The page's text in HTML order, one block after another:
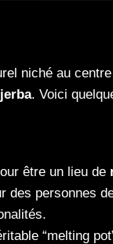
niché au
. Voici
être un lieu de
des personnes
“melting